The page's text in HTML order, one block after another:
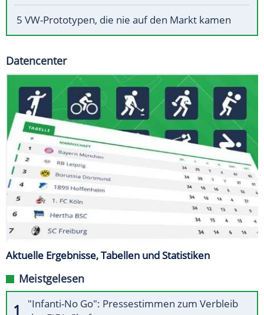
5 VW-Prototypen, die nie auf den Markt kamen
Datencenter
Aktuelle Ergebnisse, Tabellen und Statistiken
Meistgelesen
"Infanti-No Go": Pressestimmen zum Verbleib